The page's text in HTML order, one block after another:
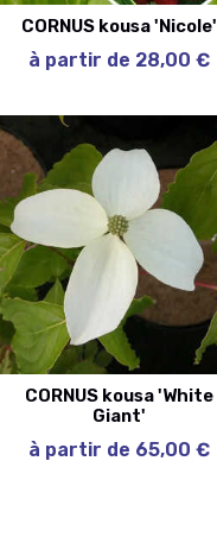
CORNUS kousa 'Nicole'
à partir de 28,00 €
CORNUS kousa 'White
Giant'
à partir de 65,00 €